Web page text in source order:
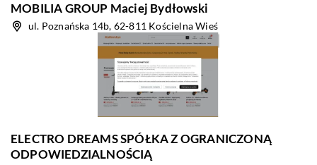
MOBILIA GROUP Maciej Bydłowski
ul. Poznańska 14b, 62-811 Kościelna Wieś
ELECTRO DREAMS SPÓŁKA Z OGRANICZONĄ
ODPOWIEDZIALNOŚCIĄ